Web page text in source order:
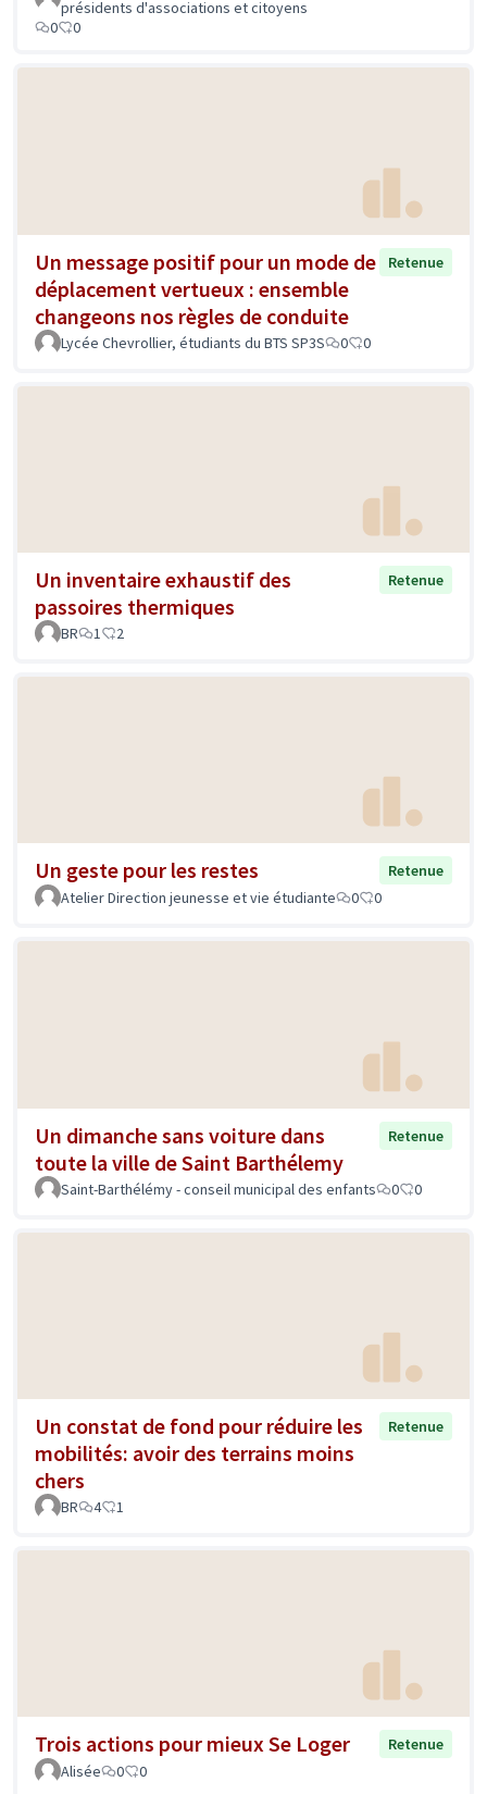
présidents d'associations et citoyens
0
0
Un message positif pour un mode de
déplacement vertueux : ensemble
changeons nos règles de conduite
Retenue
Lycée Chevrollier, étudiants du BTS SP3S 0 0
Un inventaire exhaustif des
passoires thermiques
Retenue
BR 1 2
Un geste pour les restes
Retenue
Atelier Direction jeunesse et vie étudiante
0 0
Un dimanche sans voiture dans
toute la ville de Saint Barthélemy
Retenue
Saint-Barthélémy - conseil municipal des enfants 0 0
Un constat de fond pour réduire les
mobilités: avoir des terrains moins
chers
Retenue
BR 4 1
Trois actions pour mieux Se Loger
Retenue
Alisée
0 0